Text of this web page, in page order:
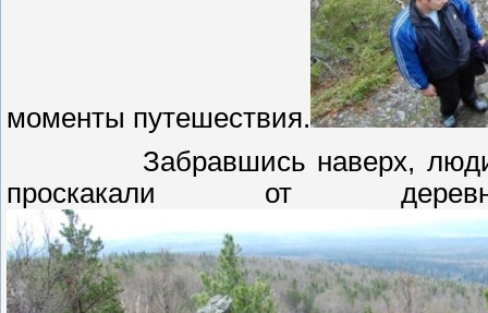
моменты путешествия.
Забравшись наверх,
проскакали от